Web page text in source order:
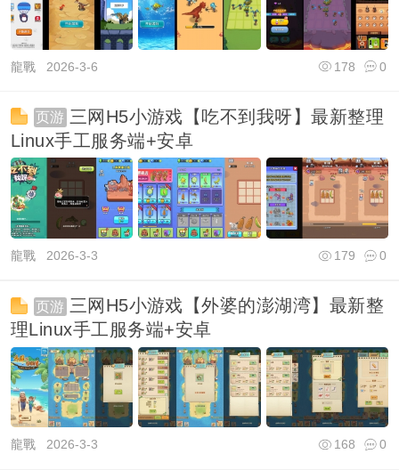
龍戰2026-3-6 0
178
页游 三网H5小游戏【吃不到我呀】最新整理
Linux手工服务端+安卓
龍戰2026-3-3 0
179
页游 三网H5小游戏【外婆的澎湖湾】最新整
理Linux手工服务端+安卓
龍戰2026-3-3 0
168